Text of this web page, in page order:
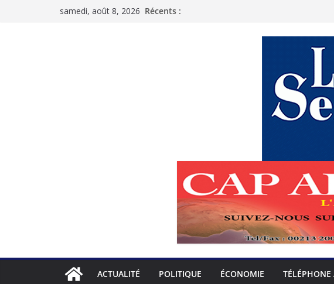
samedi, août 8, 2026 Récents :
ACTUALITÉ POLITIQUE ÉCONOMIE TÉLÉPHONE